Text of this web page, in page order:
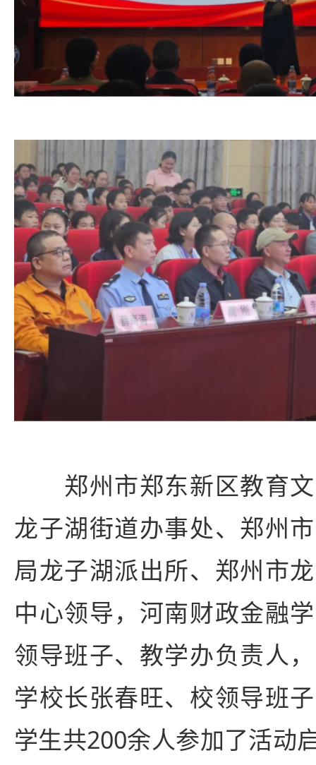
郑州市郑东新区教育文
龙子湖街道办事处、郑州
局龙子湖派出所、郑州市
中心领导，河南财政金融
领导班子、教学办负责人
学校长张春旺、校领导班
学生共200余人参加了活动